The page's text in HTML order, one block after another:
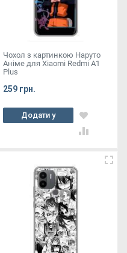
Чохол з картинкою Наруто
Аніме для Xiaomi Redmi A1
Plus
259 грн.
Додати у
кошик